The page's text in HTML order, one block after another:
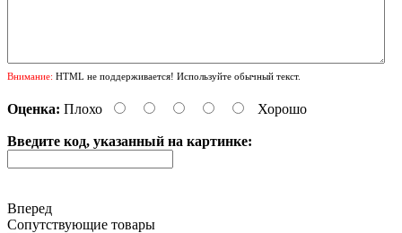
Внимание: HTML не поддерживается! Используйте обычный текст.
Оценка: Плохо Хорошо
Введите код, указанный на картинке:
Вперед
Сопутствующие товары